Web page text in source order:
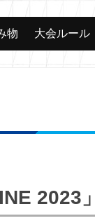
物 大会ルール
2023」